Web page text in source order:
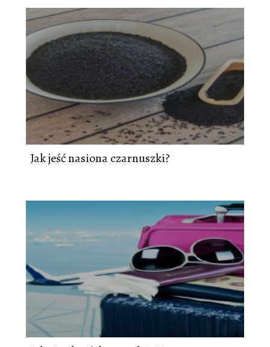
Jak jeść nasiona czarnuszki?